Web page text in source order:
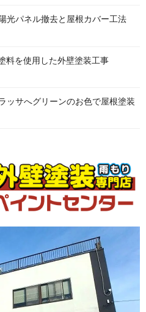
光パネル撤去と屋根カバー工法
料を使用した外壁塗装工事
ッサへグリーンのお色で屋根塗装